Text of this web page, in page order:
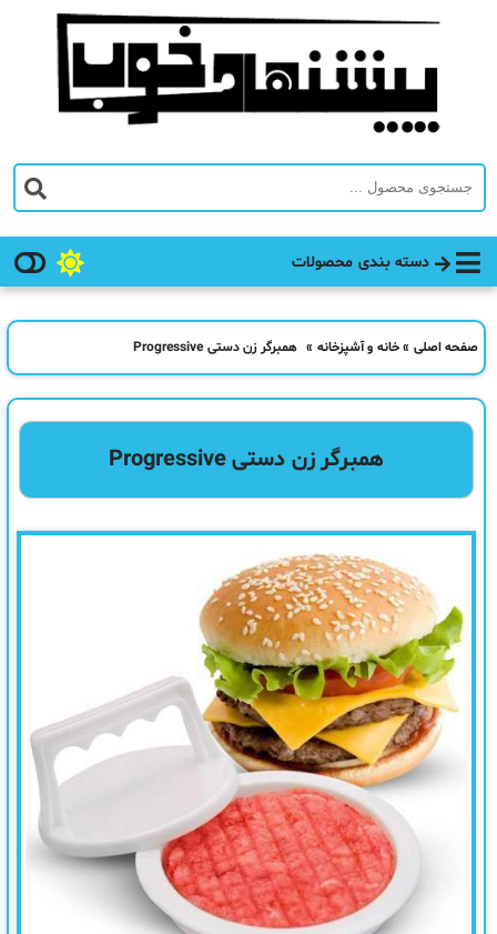
دسته بندی محصولات
صفحه اصلی »خانه و آشپزخانه » همبرگر زن دستی Progressive
همبرگر زن دستی Progressive